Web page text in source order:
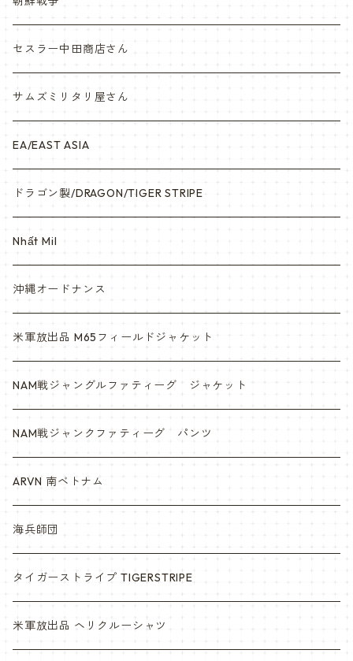
ナム戦装備類/ポーチ・ベルト・小物・ヘルメット等
セスラー中田商店さん
サムズミリタリ屋さん
EA/EAST ASIA
ドラゴン製/DRAGON/TIGER STRIPE
Nhất Mil
沖縄オードナンス
米軍放出品 M65フィールドジャケット
NAM戦ジャングルファティーグ ジャケット
NAM戦ジャンクファティーグ パンツ
ARVN 南ベトナム
海兵師団
タイガーストライプ TIGERSTRIPE
米軍放出品 ヘリクルーシャツ